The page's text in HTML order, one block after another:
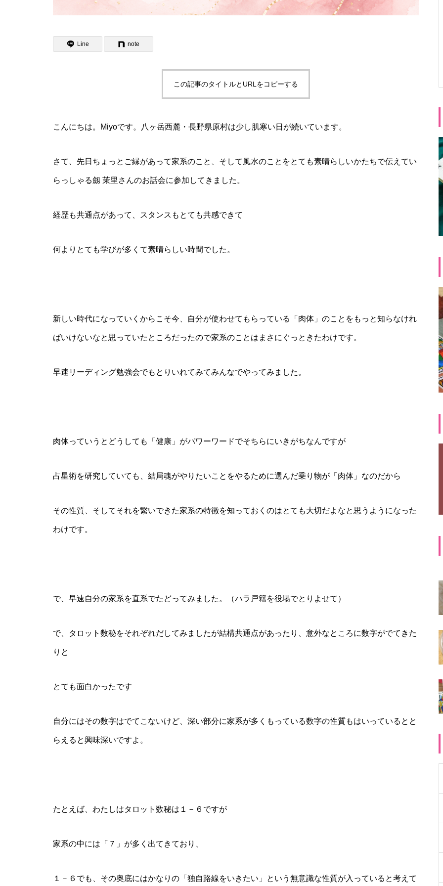
Line note
この記事のタイトルとURLをコピーする
こんにちは。Miyoです。八ヶ岳西麓・長野県原村は少し肌寒い日が続いています。
さて、先日ちょっとご縁があって家系のこと、そして風水のことをとても素晴らしいかたちで伝えてい
らっしゃる劔 茉里さんのお話会に参加してきました。
経歴も共通点があって、スタンスもとても共感できて
何よりとても学びが多くて素晴らしい時間でした。
新しい時代になっていくからこそ今、自分が使わせてもらっている「肉体」のことをもっと知らなけれ
ばいけないなと思っていたところだったので家系のことはまさにぐっときたわけです。
早速リーディング勉強会でもとりいれてみてみんなでやってみました。
肉体っていうとどうしても「健康」がパワーワードでそちらにいきがちなんですが
占星術を研究していても、結局魂がやりたいことをやるために選んだ乗り物が「肉体」なのだから
その性質、そしてそれを繋いできた家系の特徴を知っておくのはとても大切だよなと思うようになった
わけです。
で、早速自分の家系を直系でたどってみました。（ハラ戸籍を役場でとりよせて）
で、タロット数秘をそれぞれだしてみましたが結構共通点があったり、意外なところに数字がでてきた
りと
とても面白かったです
自分にはその数字はでてこないけど、深い部分に家系が多くもっている数字の性質もはいっているとと
らえると興味深いですよ。
たとえば、わたしはタロット数秘は１－６ですが
家系の中には「７」が多く出てきており、
１－６でも、その奥底にはかなりの「独自路線をいきたい」という無意識な性質が入っていると考えて